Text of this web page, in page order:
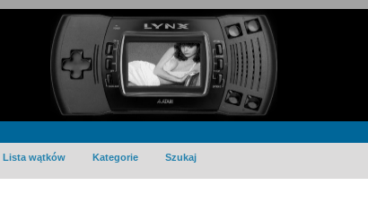
Lista wątków Kategorie Szukaj